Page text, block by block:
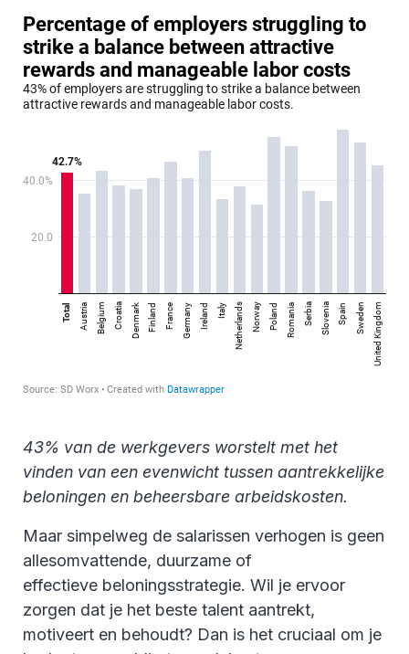
43% van de werkgevers worstelt met het
vinden van een evenwicht tussen aantrekkelijke
beloningen en beheersbare arbeidskosten.
Maar simpelweg de salarissen verhogen is geen
allesomvattende, duurzame of
effectieve beloningsstrategie. Wil je ervoor
zorgen dat je het beste talent aantrekt,
motiveert en behoudt? Dan is het cruciaal om je